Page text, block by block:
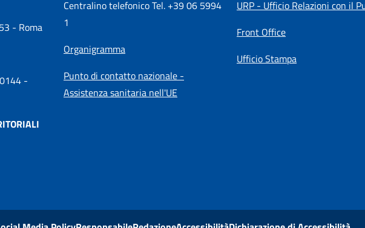
- Roma
-
Centralino telefonico Tel. +39 06 5994
1
Organigramma
Punto di contatto nazionale -
Assistenza sanitaria nell'UE
URP - Ufficio Relazioni con il
Front Office
Ufficio Stampa